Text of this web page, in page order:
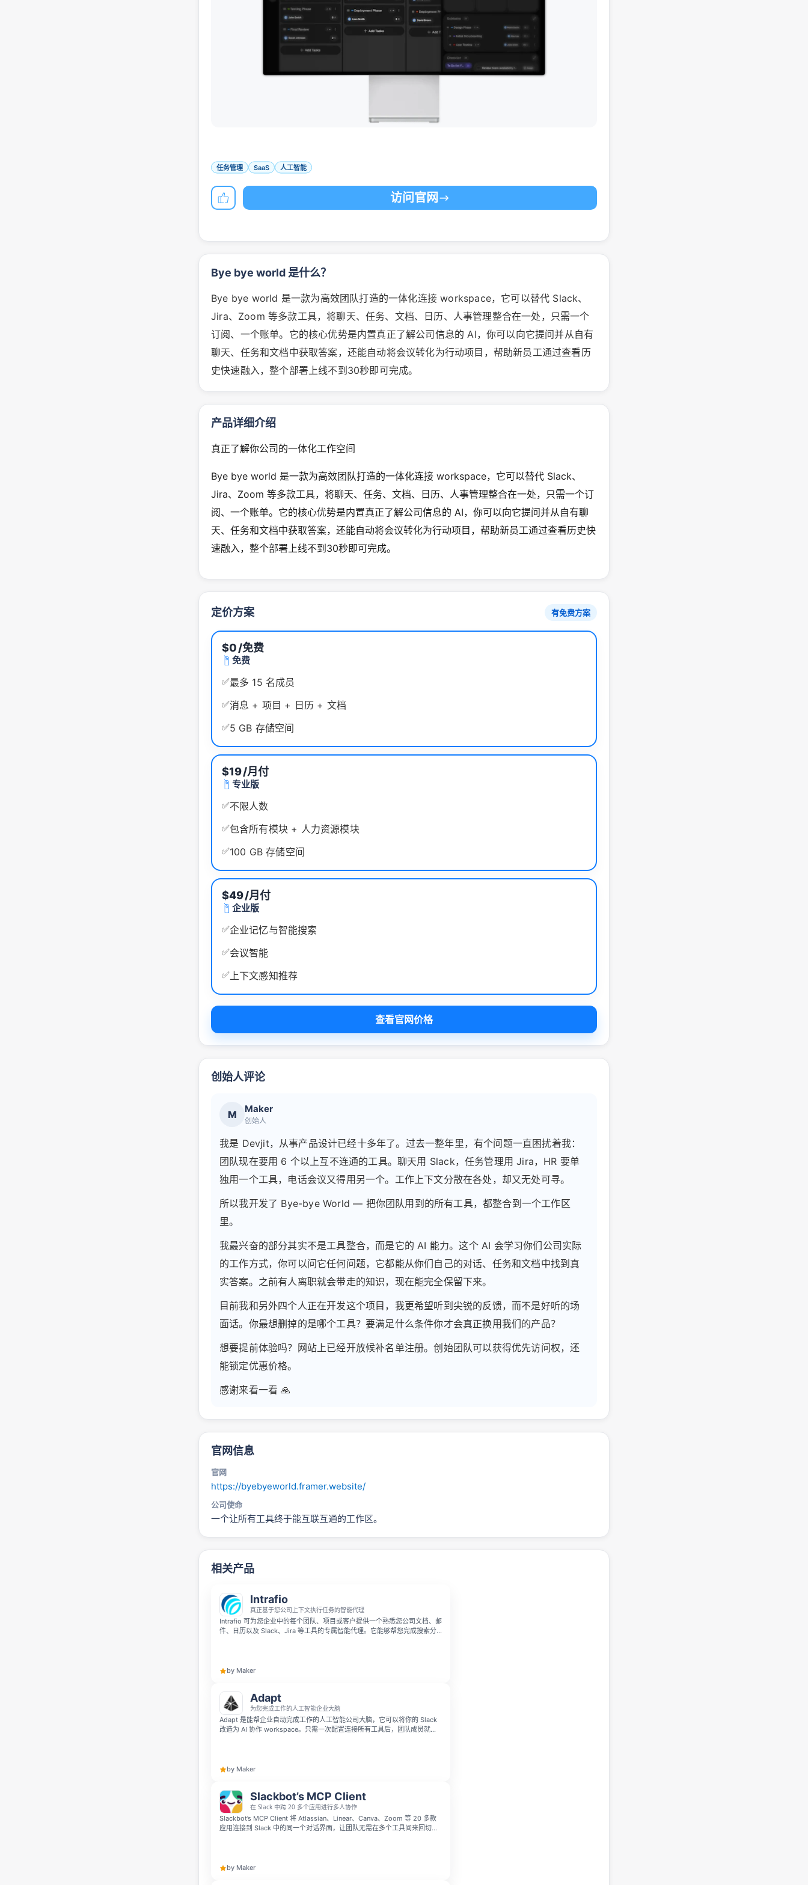
任务管理 SaaS 人工智能
访问官网
Bye bye world 是什么？
Bye bye world 是一款为高效团队打造的一体化连接 workspace，它可以替代 Slack、
Jira、Zoom 等多款工具，将聊天、任务、文档、日历、人事管理整合在一处，只需一个
订阅、一个账单。它的核心优势是内置真正了解公司信息的 AI，你可以向它提问并从自有
聊天、任务和文档中获取答案，还能自动将会议转化为行动项目，帮助新员工通过查看历
史快速融入，整个部署上线不到30秒即可完成。
产品详细介绍
真正了解你公司的一体化工作空间
Bye bye world 是一款为高效团队打造的一体化连接 workspace，它可以替代 Slack、
Jira、Zoom 等多款工具，将聊天、任务、文档、日历、人事管理整合在一处，只需一个订
阅、一个账单。它的核心优势是内置真正了解公司信息的 AI，你可以向它提问并从自有聊
天、任务和文档中获取答案，还能自动将会议转化为行动项目，帮助新员工通过查看历史快
速融入，整个部署上线不到30秒即可完成。
定价方案 有免费方案
$0/免费
免费
✅最多 15 名成员
✅消息 + 项目 + 日历 + 文档
✅5 GB 存储空间
$19/月付
专业版
✅不限人数
✅包含所有模块 + 人力资源模块
✅100 GB 存储空间
$49/月付
企业版
✅企业记忆与智能搜索
✅会议智能
✅上下文感知推荐
查看官网价格
创始人评论
M Maker
创始人
我是 Devjit，从事产品设计已经十多年了。过去一整年里，有个问题一直困扰着我：
团队现在要用 6 个以上互不连通的工具。聊天用 Slack，任务管理用 Jira，HR 要单
独用一个工具，电话会议又得用另一个。工作上下文分散在各处，却又无处可寻。
所以我开发了 Bye-bye World — 把你团队用到的所有工具，都整合到一个工作区
里。
我最兴奋的部分其实不是工具整合，而是它的 AI 能力。这个 AI 会学习你们公司实际
的工作方式，你可以问它任何问题，它都能从你们自己的对话、任务和文档中找到真
实答案。之前有人离职就会带走的知识，现在能完全保留下来。
目前我和另外四个人正在开发这个项目，我更希望听到尖锐的反馈，而不是好听的场
面话。你最想删掉的是哪个工具？要满足什么条件你才会真正换用我们的产品？
想要提前体验吗？网站上已经开放候补名单注册。创始团队可以获得优先访问权，还
能锁定优惠价格。
感谢来看一看 🙏
官网信息
官网
https://byebyeworld.framer.website/
公司使命
一个让所有工具终于能互联互通的工作区。
相关产品
Intrafio
真正基于您公司上下文执行任务的智能代理
Intrafio 可为您企业中的每个团队、项目或客户提供一个熟悉您公司文档、邮
件、日历以及 Slack、Jira 等工具的专属智能代理。它能够帮您完成搜索分
by Maker
Adapt
为您完成工作的人工智能企业大脑
Adapt 是能帮企业自动完成工作的人工智能公司大脑，它可以将你的 Slack
改造为 AI 协作 workspace。只需一次配置连接所有工具后，团队成员就可
by Maker
Slackbot’s MCP Client
在 Slack 中跨 20 多个应用进行多人协作
Slackbot’s MCP Client 将 Atlassian、Linear、Canva、Zoom 等 20 多款
应用连接到 Slack 中的同一个对话界面，让团队无需在多个工具间来回切
by Maker